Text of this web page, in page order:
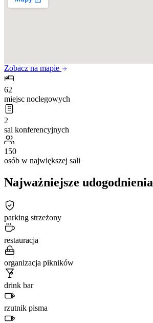
Zobacz na mapie
62
miejsc noclegowych
2
sal konferencyjnych
150
osób w największej sali
Najważniejsze udogodnienia
parking strzeżony
restauracja
organizacja pikników
drink bar
rzutnik pisma